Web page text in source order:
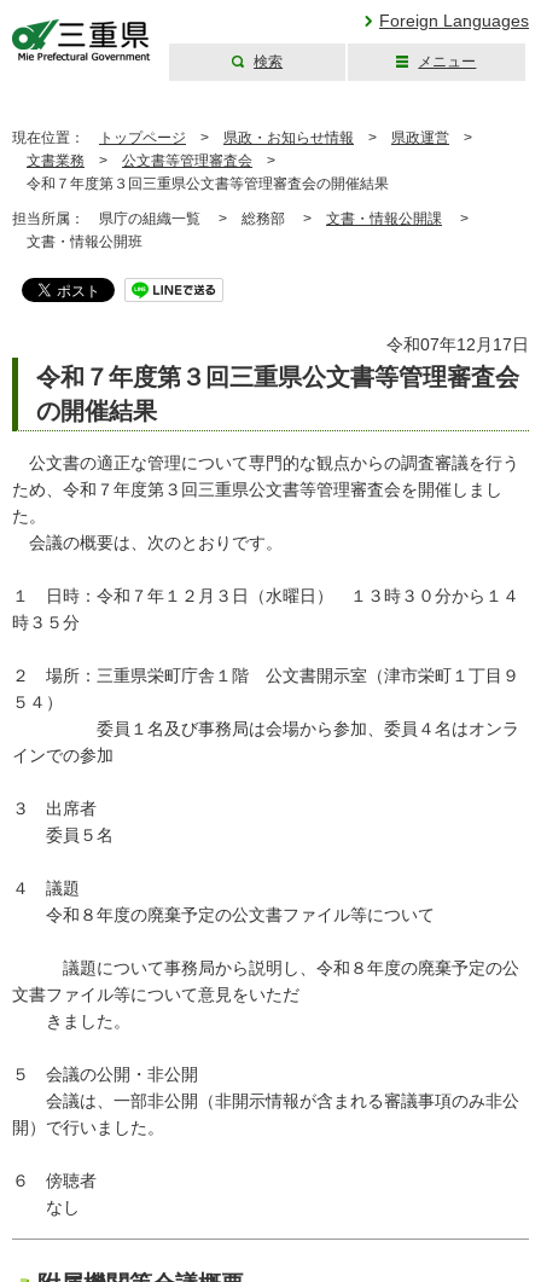
Foreign Languages
検索 メニュー
現在位置： トップページ > 県政・お知らせ情報 > 県政運営 >
文書業務 > 公文書等管理審査会 >
令和７年度第３回三重県公文書等管理審査会の開催結果
担当所属： 県庁の組織一覧 > 総務部 > 文書・情報公開課 >
文書・情報公開班
令和07年12月17日
令和７年度第３回三重県公文書等管理審査会
の開催結果
公文書の適正な管理について専門的な観点からの調査審議を行う
ため、令和７年度第３回三重県公文書等管理審査会を開催しまし
た。
会議の概要は、次のとおりです。
１ 日時：令和７年１２月３日（水曜日） １３時３０分から１４
時３５分
２ 場所：三重県栄町庁舎１階 公文書開示室（津市栄町１丁目９
５４）
委員１名及び事務局は会場から参加、委員４名はオンラ
インでの参加
３ 出席者
委員５名
４ 議題
令和８年度の廃棄予定の公文書ファイル等について
議題について事務局から説明し、令和８年度の廃棄予定の公
文書ファイル等について意見をいただ
きました。
５ 会議の公開・非公開
会議は、一部非公開（非開示情報が含まれる審議事項のみ非公
開）で行いました。
６ 傍聴者
なし